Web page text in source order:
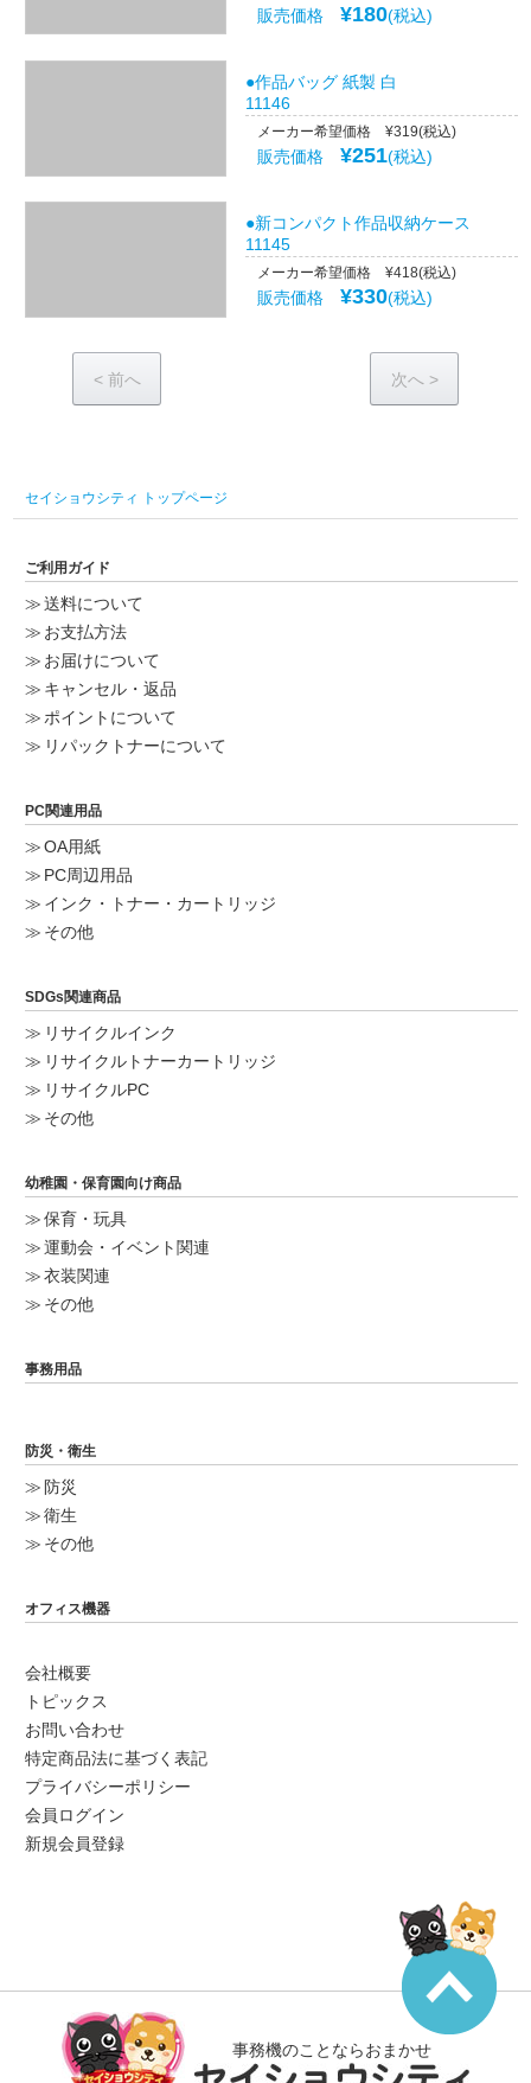
販売価格 ¥180(税込)
●作品バッグ 紙製 白
11146
メーカー希望価格 ¥319(税込)
販売価格 ¥251(税込)
●新コンパクト作品収納ケース
11145
メーカー希望価格 ¥418(税込)
販売価格 ¥330(税込)
< >
セイショウシティ トップページ
ご利用ガイド
送料について
お支払方法
お届けについて
キャンセル・返品
ポイントについて
リパックトナーについて
PC関連用品
OA用紙
PC周辺用品
インク・トナー・カートリッジ
その他
SDGs関連商品
リサイクルインク
リサイクルトナーカートリッジ
リサイクルPC
その他
幼稚園・保育園向け商品
保育・玩具
運動会・イベント関連
衣装関連
その他
事務用品
防災・衛生
防災
衛生
その他
オフィス機器
会社概要
トピックス
お問い合わせ
特定商品法に基づく表記
プライバシーポリシー
会員ログイン
新規会員登録
事務機のことならおまかせ